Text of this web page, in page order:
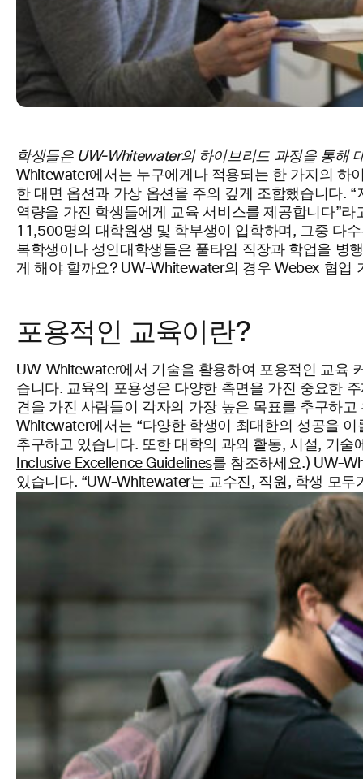
학생들은 UW-Whitewater의 하이브리드 과정을 통해
Whitewater에서는 누구에게나 적용되는 한 가지의 하
한 대면 옵션과 가상 옵션을 주의 깊게 조합했습니다.
역량을 가진 학생들에게 교육 서비스를 제공합니다”
11,500명의 대학원생 및 학부생이 입학하며, 그중 다
복학생이나 성인대학생들은 풀타임 직장과 학업을 병
게 해야 할까요? UW-Whitewater의 경우 Webex 협업
포용적인 교육이란?
UW-Whitewater에서 기술을 활용하여 포용적인 교육
습니다. 교육의 포용성은 다양한 측면을 가진 중요한
견을 가진 사람들이 각자의 가장 높은 목표를 추구하
Whitewater에서는 “다양한 학생이 최대한의 성공을
추구하고 있습니다. 또한 대학의 과외 활동, 시설, 기
Inclusive Excellence Guidelines를 참조하세요.) UW-
있습니다. “UW-Whitewater는 교수진, 직원, 학생 모